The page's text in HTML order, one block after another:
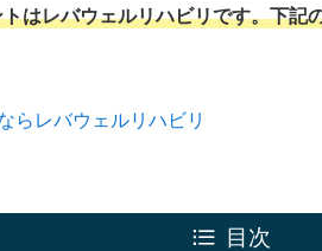
はレバウェルリハビリです。下記
らレバウェルリハビリ
目次